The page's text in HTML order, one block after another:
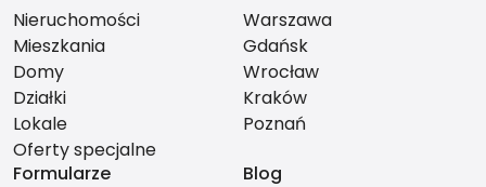
Nieruchomości
Mieszkania
Domy
Działki
Lokale
Oferty specjalne
Warszawa
Gdańsk
Wrocław
Kraków
Poznań
Formularze
Blog